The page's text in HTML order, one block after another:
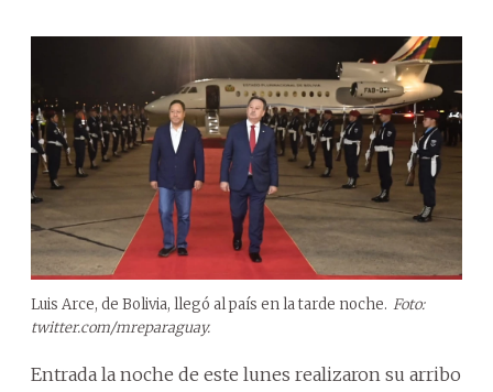
Luis Arce, de Bolivia, llegó al país en la tarde noche. Foto:
twitter.com/mreparaguay.
Entrada la noche de este lunes realizaron su arribo